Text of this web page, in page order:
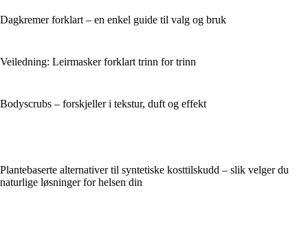
Dagkremer forklart – en enkel guide til valg og bruk
Veiledning: Leirmasker forklart trinn for trinn
Bodyscrubs – forskjeller i tekstur, duft og effekt
Plantebaserte alternativer til syntetiske kosttilskudd – slik velger du
naturlige løsninger for helsen din